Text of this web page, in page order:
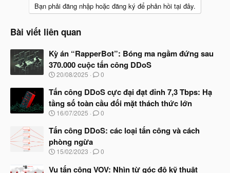
Bạn phải đăng nhập hoặc đăng ký để phản hồi tại đây.
Bài viết liên quan
Kỳ án “RapperBot”: Bóng ma ngầm đứng sau
370.000 cuộc tấn công DDoS
N
à
b
ắ
đ
ầ
u
20/08/2025 0
Tấn công DDoS cực đại đạt đỉnh 7,3 Tbps: Hạ
tầng số toàn cầu đối mặt thách thức lớn
N
à
b
ắ
đ
16/07/2025 0
Tấn công DDoS: các loại tấn công và cách
phòng ngừa
N
à
15/02/2023 0
Vụ tấn công VOV: Nhìn từ góc độ kỹ thuật